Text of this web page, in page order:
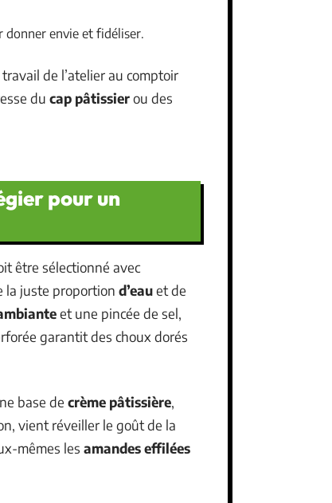
donner envie et fidéliser.
de l’atelier au comptoir
du cap pâtissierou des
pour un
être sélectionné avec
la juste proportion d’eauet de
et une pincée de sel,
garantit des choux dorés
base de crème pâtissière,
vient réveiller le goût de la
mêmes les amandes effilées